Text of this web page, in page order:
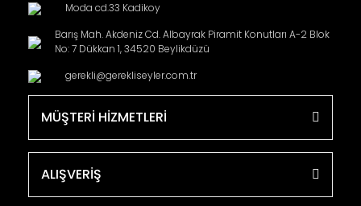
Moda cd.33 Kadikoy
Barış Mah. Akdeniz Cd. Albayrak Piramit Konutları A-2 Blok
No: 7 Dükkan 1, 34520 Beylikdüzü
gerekli@gerekliseyler.com.tr
MÜŞTERİ HİZMETLERİ
ALIŞVERİŞ